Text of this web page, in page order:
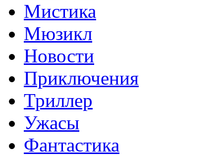
Мистика
Мюзикл
Новости
Приключения
Триллер
Ужасы
Фантастика